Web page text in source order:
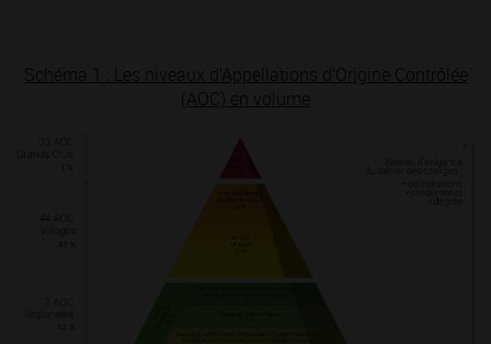
Schéma 1 : Les niveaux d’Appellations d’Origine Contrôlée
(AOC) en volume